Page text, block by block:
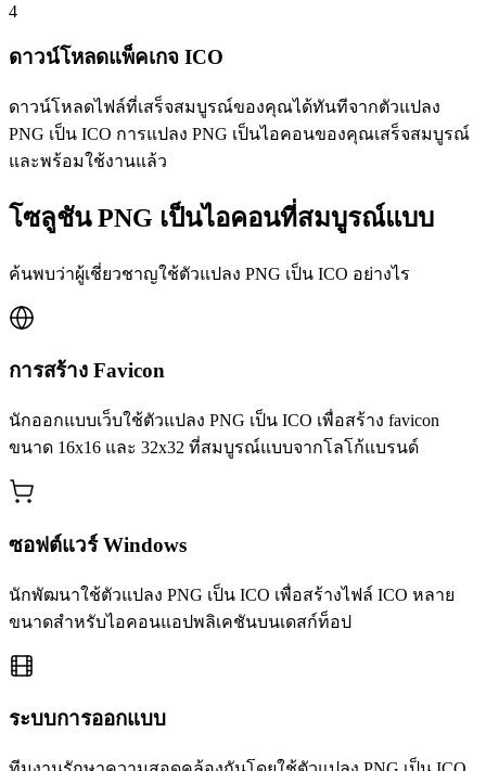
4
ดาวน์โหลดแพ็คเกจ ICO
ดาวน์โหลดไฟล์ที่เสร็จสมบูรณ์ของคุณได้ทันทีจากตัวแปลง
PNG เป็น ICO การแปลง PNG เป็นไอคอนของคุณเสร็จสมบูรณ์
และพร้อมใช้งานแล้ว
โซลูชัน PNG เป็นไอคอนที่สมบูรณ์แบบ
ค้นพบว่าผู้เชี่ยวชาญใช้ตัวแปลง PNG เป็น ICO อย่างไร
การสร้าง Favicon
นักออกแบบเว็บใช้ตัวแปลง PNG เป็น ICO เพื่อสร้าง favicon
ขนาด 16x16 และ 32x32 ที่สมบูรณ์แบบจากโลโก้แบรนด์
ซอฟต์แวร์ Windows
นักพัฒนาใช้ตัวแปลง PNG เป็น ICO เพื่อสร้างไฟล์ ICO หลาย
ขนาดสำหรับไอคอนแอปพลิเคชันบนเดสก์ท็อป
ระบบการออกแบบ